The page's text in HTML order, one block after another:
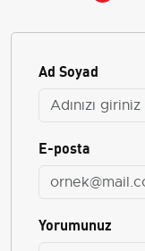
Ad Soyad
E-posta
Yorumunuz